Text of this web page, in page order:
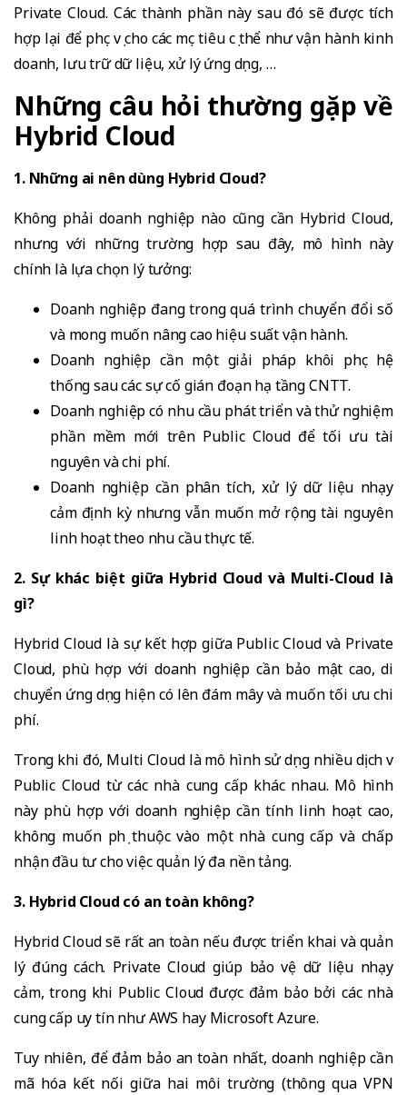
Private Cloud. Các thành phần này sau đó sẽ được tích
hợp lại để phục vụ cho các mục tiêu cụ thể như vận hành kinh
doanh, lưu trữ dữ liệu, xử lý ứng dụng, …
Những câu hỏi thường gặp về
Hybrid Cloud
1. Những ai nên dùng Hybrid Cloud?
Không phải doanh nghiệp nào cũng cần Hybrid Cloud,
nhưng với những trường hợp sau đây, mô hình này
chính là lựa chọn lý tưởng:
Doanh nghiệp đang trong quá trình chuyển đổi số
và mong muốn nâng cao hiệu suất vận hành.
Doanh nghiệp cần một giải pháp khôi phục hệ
thống sau các sự cố gián đoạn hạ tầng CNTT.
Doanh nghiệp có nhu cầu phát triển và thử nghiệm
phần mềm mới trên Public Cloud để tối ưu tài
nguyên và chi phí.
Doanh nghiệp cần phân tích, xử lý dữ liệu nhạy
cảm định kỳ nhưng vẫn muốn mở rộng tài nguyên
linh hoạt theo nhu cầu thực tế.
2. Sự khác biệt giữa Hybrid Cloud và Multi-Cloud là
gì?
Hybrid Cloud là sự kết hợp giữa Public Cloud và Private
Cloud, phù hợp với doanh nghiệp cần bảo mật cao, di
chuyển ứng dụng hiện có lên đám mây và muốn tối ưu chi
phí.
Trong khi đó, Multi Cloud là mô hình sử dụng nhiều dịch vụ
Public Cloud từ các nhà cung cấp khác nhau. Mô hình
này phù hợp với doanh nghiệp cần tính linh hoạt cao,
không muốn phụ thuộc vào một nhà cung cấp và chấp
nhận đầu tư cho việc quản lý đa nền tảng.
3. Hybrid Cloud có an toàn không?
Hybrid Cloud sẽ rất an toàn nếu được triển khai và quản
lý đúng cách. Private Cloud giúp bảo vệ dữ liệu nhạy
cảm, trong khi Public Cloud được đảm bảo bởi các nhà
cung cấp uy tín như AWS hay Microsoft Azure.
Tuy nhiên, để đảm bảo an toàn nhất, doanh nghiệp cần
mã hóa kết nối giữa hai môi trường (thông qua VPN